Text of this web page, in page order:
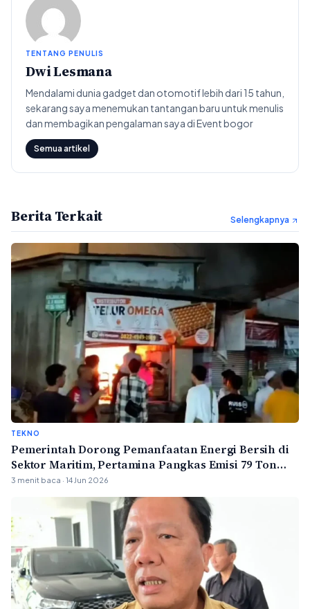
TENTANG PENULIS
Dwi Lesmana
Mendalami dunia gadget dan otomotif lebih dari 15 tahun,
sekarang saya menemukan tantangan baru untuk menulis
dan membagikan pengalaman saya di Event bogor
Semua artikel
Berita Terkait Selengkapnya
TEKNO
Pemerintah Dorong Pemanfaatan Energi Bersih di
Sektor Maritim, Pertamina Pangkas Emisi 79 Ton
Karbon per Tahun
3 menit baca · 14 Jun 2026